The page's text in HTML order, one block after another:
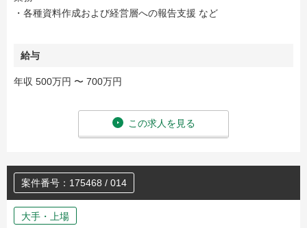
・各種資料作成および経営層への報告支援 など
給与
年収 500万円 〜 700万円
この求人を見る
案件番号：175468 / 014
大手・上場